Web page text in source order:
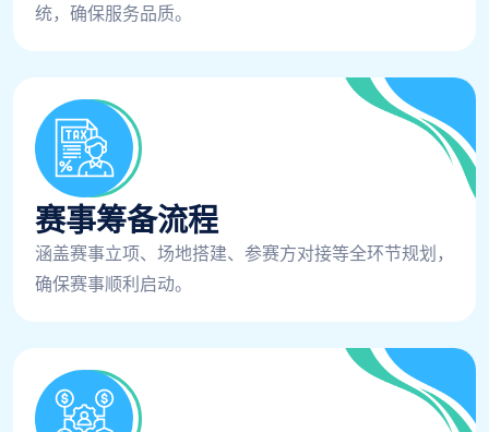
统，确保服务品质。
赛事筹备流程
涵盖赛事立项、场地搭建、参赛方对接等全环节规划，
确保赛事顺利启动。